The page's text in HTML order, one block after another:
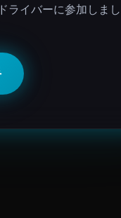
ライバーに参加しま